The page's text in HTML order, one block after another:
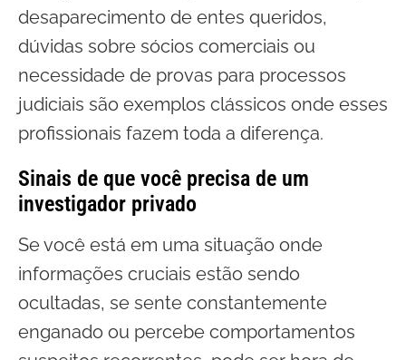
desaparecimento de entes queridos,
dúvidas sobre sócios comerciais ou
necessidade de provas para processos
judiciais são exemplos clássicos onde esses
profissionais fazem toda a diferença.
Sinais de que você precisa de um
investigador privado
Se você está em uma situação onde
informações cruciais estão sendo
ocultadas, se sente constantemente
enganado ou percebe comportamentos